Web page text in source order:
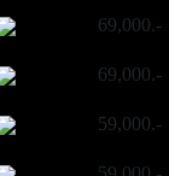
69,000.-
69,000.-
59,000.-